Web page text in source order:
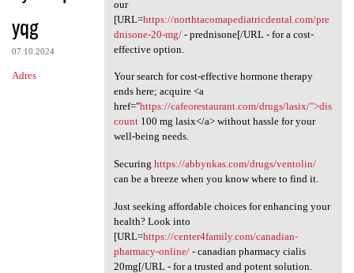
yqg
07.10.2024
Adres
our
[URL=https://northtacomapediatricdental.com/pre
dnisone-20-mg/- prednisone[/URL - for a cost-
effective option.
Your search for cost-effective hormone therapy
ends here; acquire <a
href="https://cafeorestaurant.com/drugs/lasix/">dis
count100 mg lasix</a> without hassle for your
well-being needs.
Securing https://abbynkas.com/drugs/ventolin/
can be a breeze when you know where to find it.
Just seeking affordable choices for enhancing your
health? Look into
[URL=https://center4family.com/canadian-
pharmacy-online/- canadian pharmacy cialis
20mg[/URL - for a trusted and potent solution.